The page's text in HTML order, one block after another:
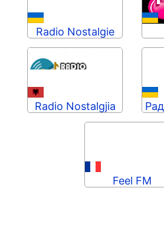
Radio Nostalgie
Radio Nostalgjia
Feel FM